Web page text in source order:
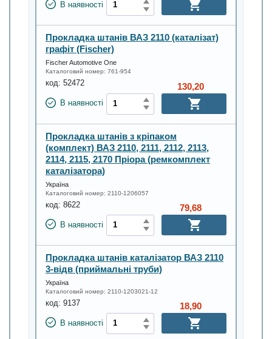
В наявності
Прокладка штанів ВАЗ 2110 (каталізат)
графіт (Fischer)
Fischer Automotive One
Каталоговий номер: 761-954
код: 52472
В наявності
130,20
Прокладка штанів з кріпаком
(комплект) ВАЗ 2110, 2111, 2112, 2113,
2114, 2115, 2170 Пріора (ремкомплект
каталізатора)
Україна
Каталоговий номер: 2110-1206057
код: 8622
В наявності
79,68
Прокладка штанів каталізатор ВАЗ 2110
3-відв (приймальні труби)
Україна
Каталоговий номер: 2110-1203021-12
код: 9137
В наявності
18,90